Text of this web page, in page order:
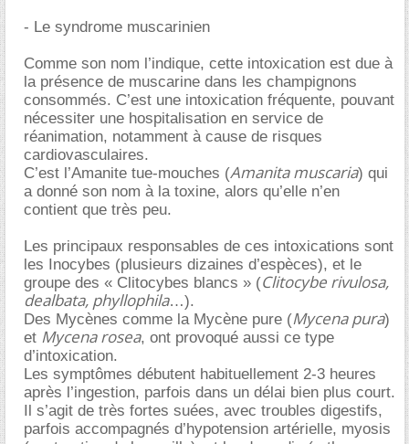
- Le syndrome muscarinien
Comme son nom l’indique, cette intoxication est due à
la présence de muscarine dans les champignons
consommés. C’est une intoxication fréquente, pouvant
nécessiter une hospitalisation en service de
réanimation, notamment à cause de risques
cardiovasculaires.
C’est l’Amanite tue-mouches (Amanita muscaria) qui
a donné son nom à la toxine, alors qu’elle n’en
contient que très peu.
Les principaux responsables de ces intoxications sont
les Inocybes (plusieurs dizaines d’espèces), et le
groupe des « Clitocybes blancs » (Clitocybe rivulosa,
dealbata, phyllophila).
Des Mycènes comme la Mycène pure (Mycena pura)
et Mycena rosea, ont provoqué aussi ce type
d’intoxication.
Les symptômes débutent habituellement 2-3 heures
après l’ingestion, parfois dans un délai bien plus court.
Il s’agit de très fortes suées, avec troubles digestifs,
parfois accompagnés d’hypotension artérielle, myosis